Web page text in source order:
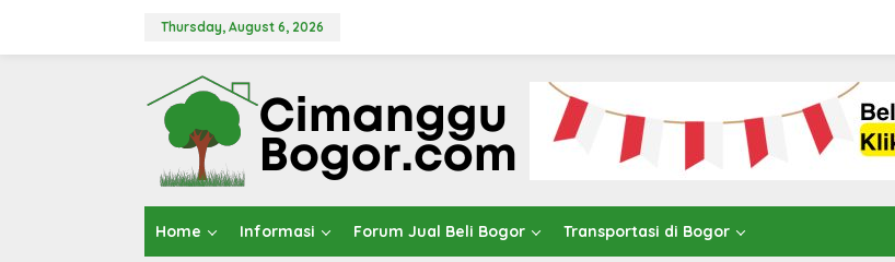
Thursday, August 6, 2026
Home Informasi Forum Jual Beli Bogor Transportasi di Bogor